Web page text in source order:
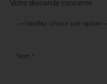
Votre demande concerne